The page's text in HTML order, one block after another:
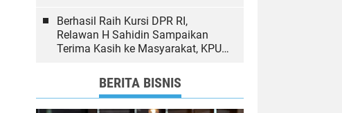
Berhasil Raih Kursi DPR RI,
Relawan H Sahidin Sampaikan
Terima Kasih ke Masyarakat, KPU
BERITA BISNIS